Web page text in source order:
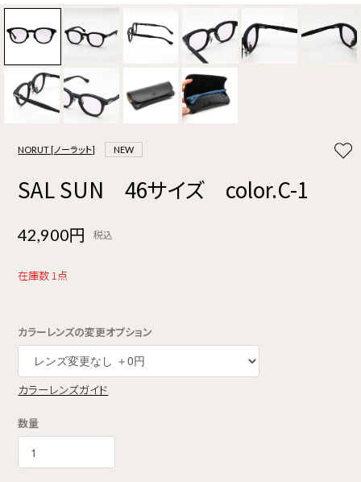
NORUT [ノーラット] NEW
SAL SUN 46サイズ color.C-1
42,900円 税込
在庫数 1点
カラーレンズの変更オプション
カラーレンズガイド
数量